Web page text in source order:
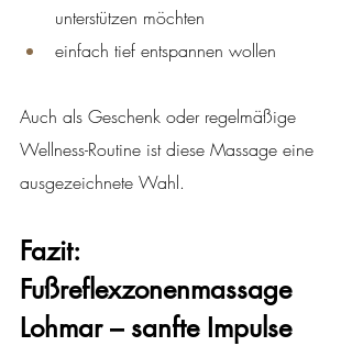
unterstützen möchten
einfach tief entspannen wollen
Auch als Geschenk oder regelmäßige
Wellness-Routine ist diese Massage eine
ausgezeichnete Wahl.
Fazit:
Fußreflexzonenmassage
Lohmar – sanfte Impulse